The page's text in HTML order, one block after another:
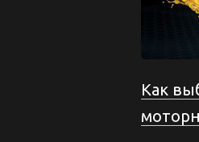
Как